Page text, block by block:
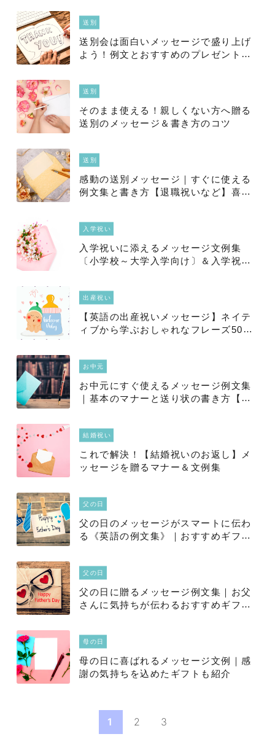
送別
送別会は面白いメッセージで盛り上げ
よう！例文とおすすめのプレゼントを
送別
そのまま使える！親しくない方へ贈る
送別のメッセージ＆書き方のコツ
送別
感動の送別メッセージ｜すぐに使える
例文集と書き方【退職祝いなど】喜ば
入学祝い
入学祝いに添えるメッセージ文例集
〔小学校～大学入学向け〕＆入学祝い
出産祝い
【英語の出産祝いメッセージ】ネイテ
ィブから学ぶおしゃれなフレーズ50選
お中元
お中元にすぐ使えるメッセージ例文集
｜基本のマナーと送り状の書き方【送
結婚祝い
これで解決！【結婚祝いのお返し】メ
ッセージを贈るマナー＆文例集
父の日
父の日のメッセージがスマートに伝わ
る《英語の例文集》｜おすすめギフト
父の日
父の日に贈るメッセージ例文集｜お父
さんに気持ちが伝わるおすすめギフト
母の日
母の日に喜ばれるメッセージ文例｜感
謝の気持ちを込めたギフトも紹介
1 2 3